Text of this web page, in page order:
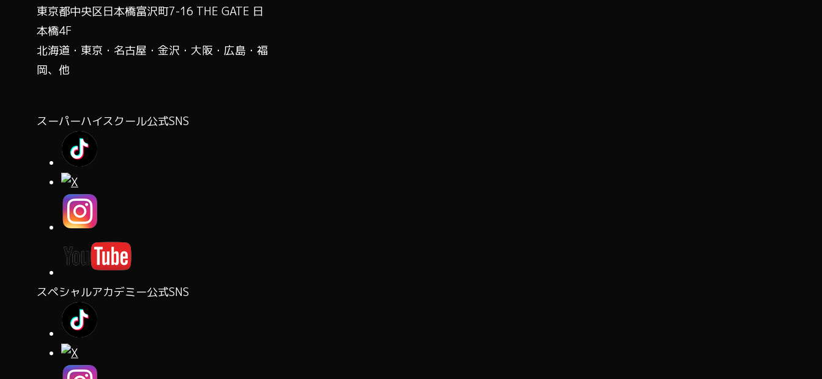
東京都中央区日本橋富沢町7-16 THE GATE 日
本橋4F
北海道・東京・名古屋・金沢・大阪・広島・福
岡、他
スーパーハイスクール公式SNS
スペシャルアカデミー公式SNS